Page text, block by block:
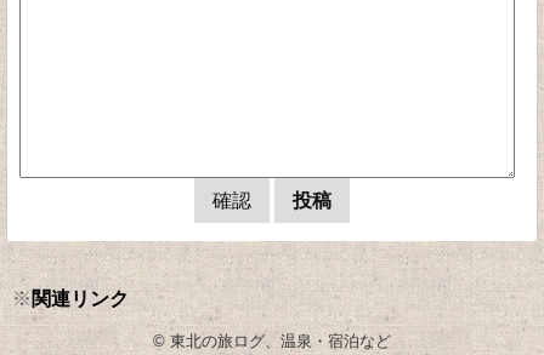
※ 関連リンク
© 東北の旅ログ、温泉・宿泊など